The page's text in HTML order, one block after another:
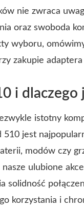
nie zwraca
oraz swoboda
wyboru,
zakupie
i dlaczego
istotny
jest
modów czy
ulubione
solidność
korzystania i